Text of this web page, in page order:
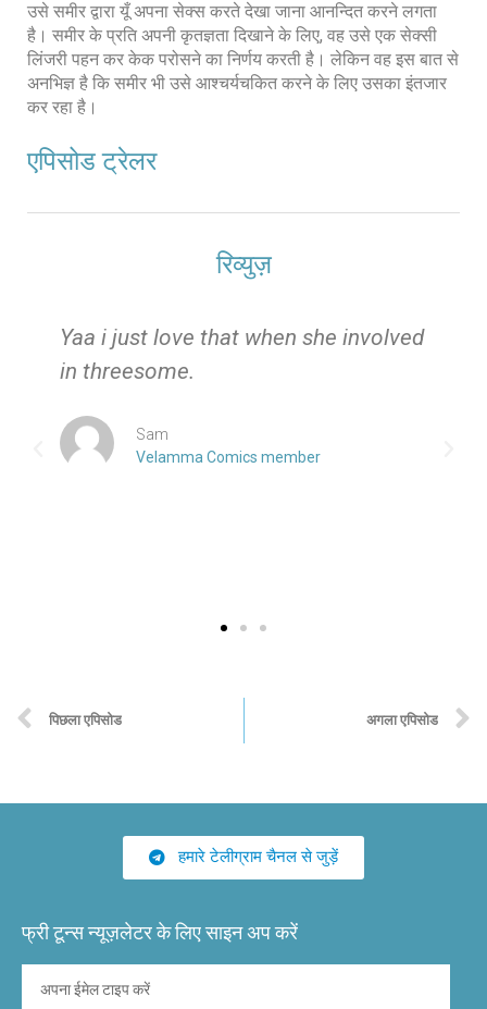
उसे समीर द्वारा यूँ अपना सेक्स करते देखा जाना आनन्दित करने लगता
है। समीर के प्रति अपनी कृतज्ञता दिखाने के लिए, वह उसे एक सेक्सी
लिंजरी पहन कर केक परोसने का निर्णय करती है। लेकिन वह इस बात से
अनभिज्ञ है कि समीर भी उसे आश्चर्यचकित करने के लिए उसका इंतजार
कर रहा है।
एपिसोड ट्रेलर
रिव्युज़
Yaa i just love that when she involved
in threesome.
Sam
Velamma Comics member
पिछला एपिसोड अगला एपिसोड
हमारे टेलीग्राम चैनल से जुड़ें
फ्री टून्स न्यूज़लेटर के लिए साइन अप करें